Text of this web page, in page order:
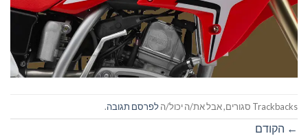
Trackbacks סגורים, אבל את/ה יכול/ה לפרסם תגובה.
← הקודם